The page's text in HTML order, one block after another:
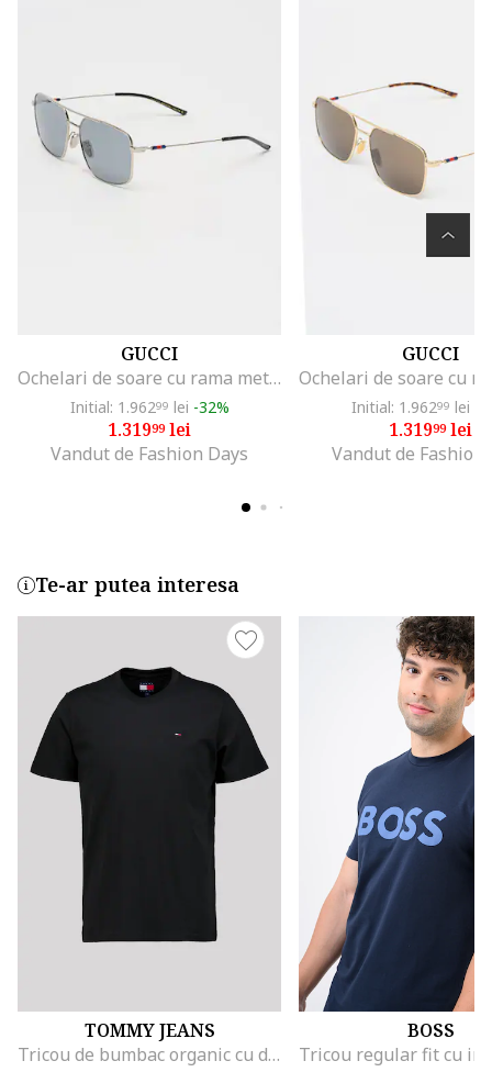
GUCCI
Ochelari de soare cu rama metalica, Negru/Argintiu
Initial: 1.96299 lei -32%
1.31999lei
Vandut de Fashion Days
GUCCI
Initial: 1.96299 lei
1.31999lei
Vandut de Fashion
Te-ar putea interesa
TOMMY JEANS
Tricou de bumbac organic cu decolteu la baza gatului, Negru
BOSS